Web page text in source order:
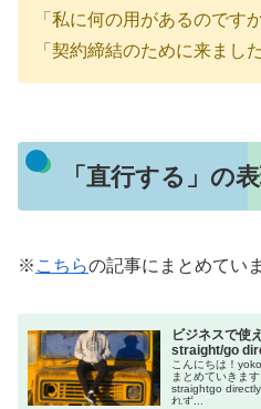
「私に何の用があるのですか
「契約締結のために来ました
「直行する」の
※ こちらの記事にまとめてい
ビジネスで使
straight/go
こんにちは！
まとめていきま
straightgo
れず...